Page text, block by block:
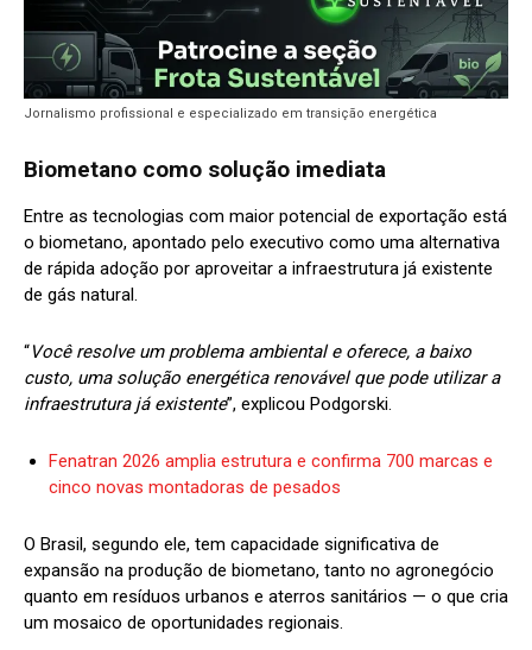
Jornalismo profissional e especializado em transição energética
Biometano como solução imediata
Entre as tecnologias com maior potencial de exportação está
o biometano, apontado pelo executivo como uma alternativa
de rápida adoção por aproveitar a infraestrutura já existente
de gás natural.
“Você resolve um problema ambiental e oferece, a baixo
custo, uma solução energética renovável que pode utilizar a
infraestrutura já existente”, explicou Podgorski.
Fenatran 2026 amplia estrutura e confirma 700 marcas e
cinco novas montadoras de pesados
O Brasil, segundo ele, tem capacidade significativa de
expansão na produção de biometano, tanto no agronegócio
quanto em resíduos urbanos e aterros sanitários — o que cria
um mosaico de oportunidades regionais.